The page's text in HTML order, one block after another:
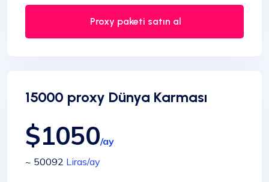
Proxy paketi satın al
15000 proxy Dünya Karması
$1050/ay
~ 50092 Liras/ay